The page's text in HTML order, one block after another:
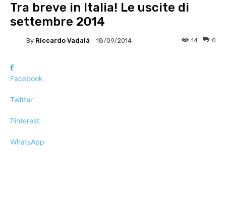
Tra breve in Italia! Le uscite di
settembre 2014
By Riccardo Vadalà 18/09/2014 0
14
Facebook
Twitter
Pinterest
WhatsApp